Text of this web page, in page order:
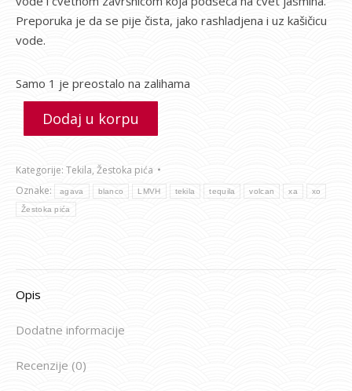
Preporuka je da se pije čista, jako rashladjena i uz kašičicu
vode.
Samo 1 je preostalo na zalihama
Dodaj u korpu
Kategorije: Tekila, Žestoka pića
Oznake:
agava blanco LMVH tekila tequila volcan xa xo
Žestoka pića
Opis
Dodatne informacije
Recenzije (0)